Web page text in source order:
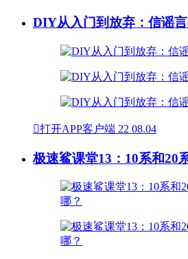
DIY从入门到放弃：信谣
打开APP客户端 22 08.04
极速鲨课堂13：10系和20